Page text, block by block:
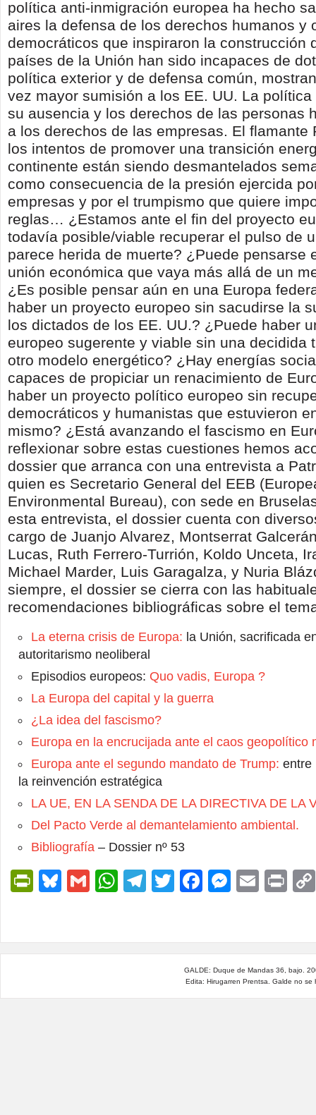
política anti-inmigración europea ha hecho
aires la defensa de los derechos humanos y
democráticos que inspiraron la construcción
países de la Unión han sido incapaces de
política exterior y de defensa común,
vez mayor sumisión a los EE. UU. La
su ausencia y los derechos de las personas
a los derechos de las empresas. El flamante
los intentos de promover una transición
continente están siendo desmantelados
como consecuencia de la presión ejercida
empresas y por el trumpismo que quiere
reglas… ¿Estamos ante el fin del proyecto
todavía posible/viable recuperar el pulso de
parece herida de muerte? ¿Puede pensarse
unión económica que vaya más allá de un
¿Es posible pensar aún en una Europa
haber un proyecto europeo sin sacudirse la
los dictados de los EE. UU.? ¿Puede haber
europeo sugerente y viable sin una decidida
otro modelo energético? ¿Hay energías
capaces de propiciar un renacimiento de
haber un proyecto político europeo sin
democráticos y humanistas que estuvieron
mismo? ¿Está avanzando el fascismo en
reflexionar sobre estas cuestiones hemos
dossier que arranca con una entrevista a
quien es Secretario General del EEB
Environmental Bureau), con sede en
esta entrevista, el dossier cuenta con
cargo de Juanjo Alvarez, Montserrat
Lucas, Ruth Ferrero-Turrión, Koldo Unceta,
Michael Marder, Luis Garagalza, y Nuria
siempre, el dossier se cierra con las
recomendaciones bibliográficas sobre el
La eterna crisis de Europa: la Unión, sacrificada
autoritarismo neoliberal
Episodios europeos: Quo vadis, Europa ?
La Europa del capital y la guerra
¿La idea del fascismo?
Europa en la encrucijada ante el caos geopolítico
Europa ante el segundo mandato de Trump: entre
la reinvención estratégica
LA UE, EN LA SENDA DE LA DIRECTIVA DE LA
Del Pacto Verde al demantelamiento ambiental.
Bibliografía – Dossier nº 53
PrintFriendly
Bluesky
GmailWhatsApp
Telegram
TwitterFacebook
Email
GALDE: Duque de Mandas 36, bajo.
Edita: Hirugarren Prentsa. Galde no